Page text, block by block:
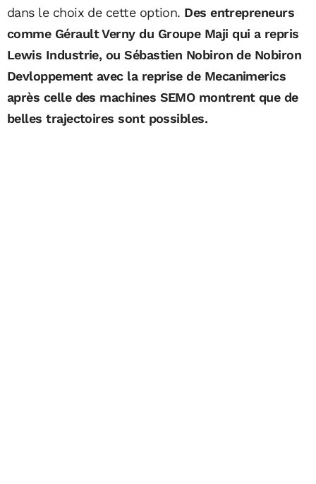
dans le choix de cette option. Des entrepreneurs
comme Gérault Verny du Groupe Maji qui a repris
Lewis Industrie, ou Sébastien Nobiron de Nobiron
Devloppement avec la reprise de Mecanimerics
après celle des machines SEMO montrent que de
belles trajectoires sont possibles.